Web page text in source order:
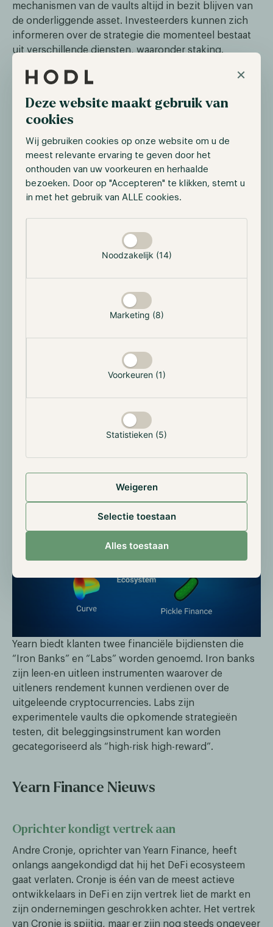
×
Deze website maakt gebruik van
cookies
Wij gebruiken cookies op onze website om u de
meest relevante ervaring te geven door het
onthouden van uw voorkeuren en herhaalde
bezoeken. Door op "Accepteren" te klikken, stemt u
in met het gebruik van ALLE cookies.
Noodzakelijk (14)
Marketing (8)
Voorkeuren (1)
Statistieken (5)
Weigeren
Selectie toestaan
Alles toestaan
mechanismen van de vaults altijd in bezit blijven van
de onderliggende asset. Investeerders kunnen zich
informeren over de strategie die momenteel bestaat
uit verschillende diensten, waaronder staking.
zijn bezit. De huidige strategie heeft in minder dan
inkomsten van $5M.
Yearn Finance Ecosysteem
DeFi. Gedurende deze tijd heeft het protocol
meerdere samenwerkingen opgezet. Onder deze
PowerPool, die vermogensbeheer strategieën leveren
en Cover Protocol, dat functioneert als een peer-to-
peer verzekeringsmarkt.
Yearn biedt klanten twee financiële bijdiensten die
“Iron Banks” en “Labs” worden genoemd. Iron banks
zijn leen-en uitleen instrumenten waarover de
uitleners rendement kunnen verdienen over de
uitgeleende cryptocurrencies. Labs zijn
experimentele vaults die opkomende strategieën
testen, dit beleggingsinstrument kan worden
gecategoriseerd als “high-risk high-reward”.
Yearn Finance Nieuws
Oprichter kondigt vertrek aan
Andre Cronje, oprichter van Yearn Finance, heeft
onlangs aangekondigd dat hij het DeFi ecosysteem
gaat verlaten. Cronje is één van de meest actieve
ontwikkelaars in DeFi en zijn vertrek liet de markt en
zijn ondernemingen geschrokken achter. Het vertrek
van Cronje is spijtig, maar er zijn nog steeds ongeveer